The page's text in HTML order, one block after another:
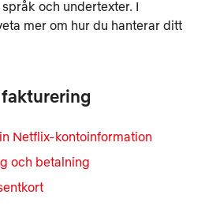
och undertexter. I
mer om hur du hanterar ditt
Netflix-kontoinformation
och betalning